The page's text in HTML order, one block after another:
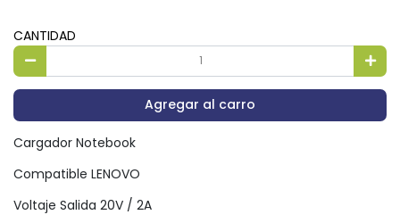
CANTIDAD
Agregar al carro
Cargador Notebook
Compatible LENOVO
Voltaje Salida 20V / 2A